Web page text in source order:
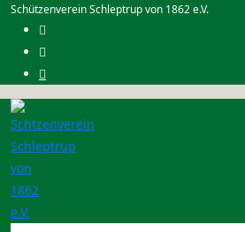
Zum
Inhalt
springen
Schützenverein Schleptrup von 1862 e.V.